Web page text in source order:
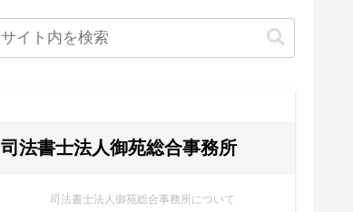
司法書士法人御苑総合事務所
司法書士法人御苑総合事務所について